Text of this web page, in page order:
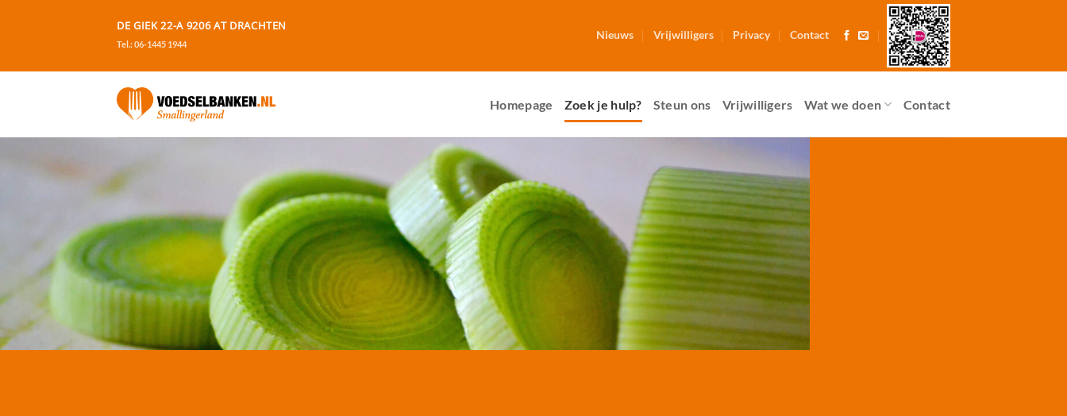
DE GIEK 22-A 9206 AT DRACHTEN
Tel.: 06-1445 1944
Nieuws Vrijwilligers Privacy Contact
Homepage Zoek je hulp? Steun ons Vrijwilligers Wat we doen Contact